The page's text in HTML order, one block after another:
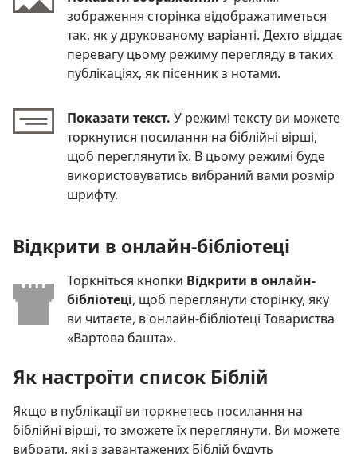
зображення сторінка відображатиметься
так, як у друкованому варіанті. Дехто віддає
перевагу цьому режиму перегляду в таких
публікаціях, як пісенник з нотами.
Показати текст. У режимі тексту ви можете
торкнутися посилання на біблійні вірші,
щоб переглянути їх. В цьому режимі буде
використовуватись вибраний вами розмір
шрифту.
Відкрити в онлайн-бібліотеці
Торкніться кнопки Відкрити в онлайн-
бібліотеці, щоб переглянути сторінку, яку
ви читаєте, в онлайн-бібліотеці Товариства
«Вартова башта».
Як настроїти список Біблій
Якщо в публікації ви торкнетесь посилання на
біблійні вірші, то зможете їх переглянути. Ви можете
вибрати, які з завантажених Біблій будуть